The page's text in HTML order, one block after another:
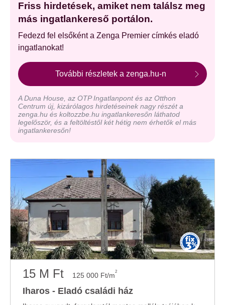
Friss hirdetések, amiket nem találsz meg
más ingatlankereső portálon.
Fedezd fel elsőként a Zenga Premier címkés eladó
ingatlanokat!
További részletek a zenga.hu-n
A Duna House, az OTP Ingatlanpont és az Otthon
Centrum új, kizárólagos hirdetéseinek nagy részét a
zenga.hu és koltozzbe.hu ingatlankeresőn láthatod
legelőször, és a feltöltéstől két hétig nem érhetők el más
ingatlankeresőn!
15 M Ft 125 000 Ft/m2
Iharos - Eladó családi ház